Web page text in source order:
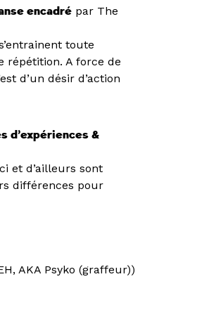
encadré par The
toute
répétition. A force de
d’un désir d’action
d’expériences &
et d’ailleurs sont
différences pour
AKA Psyko (graffeur))